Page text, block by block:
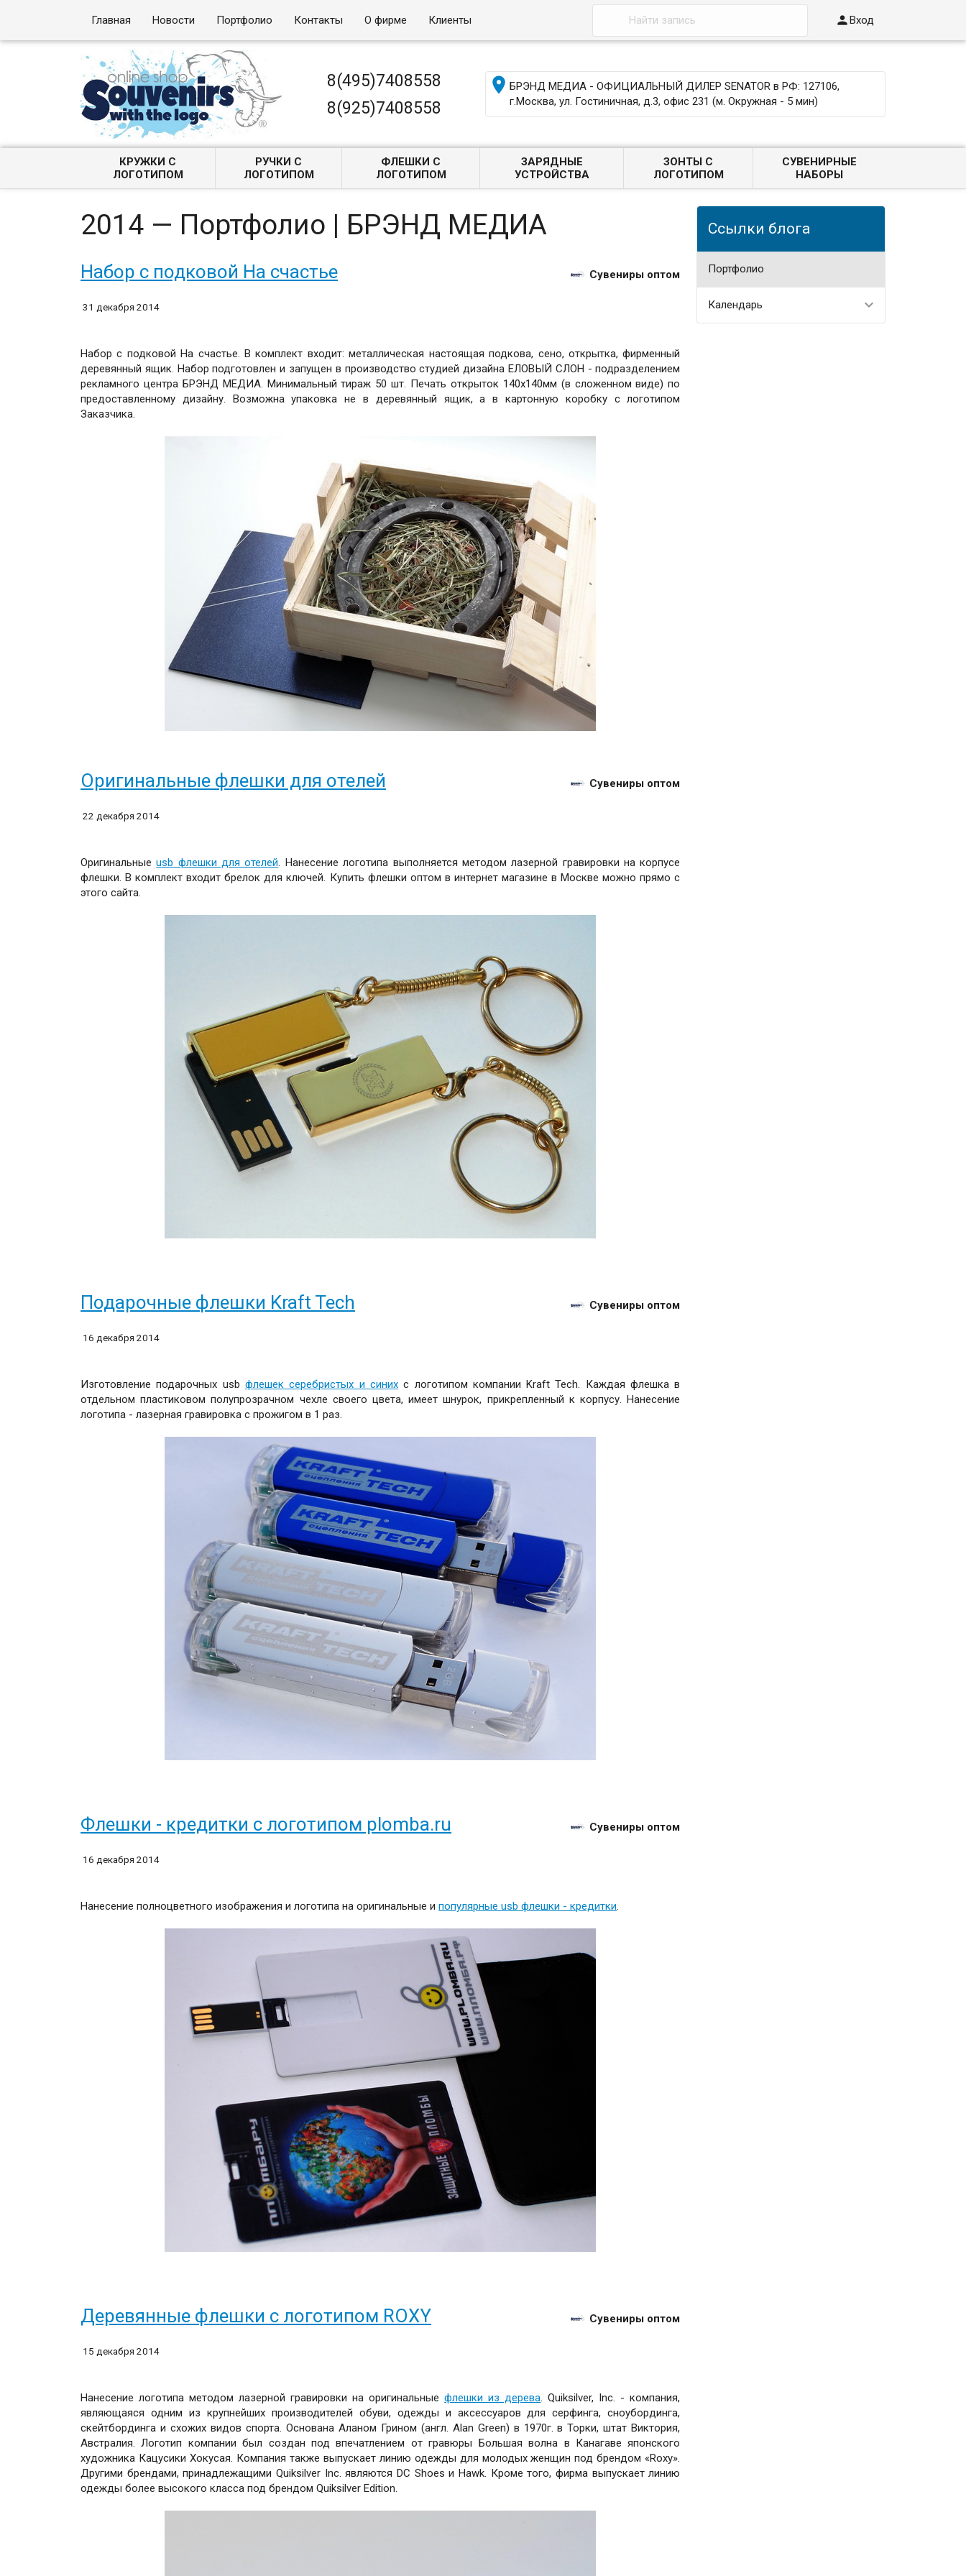
Главная Новости Портфолио Контакты О фирме Клиенты Вход
8(495)7408558
8(925)7408558
БРЭНД МЕДИА - ОФИЦИАЛЬНЫЙ ДИЛЕР SENATOR в РФ: 127106,
г.Москва, ул. Гостиничная, д.3, офис 231 (м. Окружная - 5 мин)
КРУЖКИ С
ЛОГОТИПОМ
РУЧКИ С
ЛОГОТИПОМ
ФЛЕШКИ С
ЛОГОТИПОМ
ЗАРЯДНЫЕ
УСТРОЙСТВА
ЗОНТЫ С
ЛОГОТИПОМ
СУВЕНИРНЫЕ
НАБОРЫ
Ссылки блога
Портфолио
Календарь
2014 — Портфолио | БРЭНД МЕДИА
Набор с подковой На счастье Сувениры оптом
31 декабря 2014
Набор с подковой На счастье. В комплект входит: металлическая настоящая подкова, сено, открытка, фирменный
деревянный ящик. Набор подготовлен и запущен в производство студией дизайна ЕЛОВЫЙ СЛОН - подразделением
рекламного центра БРЭНД МЕДИА. Минимальный тираж 50 шт. Печать открыток 140х140мм (в сложенном виде) по
предоставленному дизайну. Возможна упаковка не в деревянный ящик, а в картонную коробку с логотипом
Заказчика.
Оригинальные флешки для отелей Сувениры оптом
22 декабря 2014
Оригинальныеusb флешки для отелей . Нанесение логотипа выполняется методом лазерной гравировки на корпусе
флешки. В комплект входит брелок для ключей. Купить флешки оптом в интернет магазине в Москве можно прямо с
этого сайта.
Подарочные флешки Kraft Tech Сувениры оптом
16 декабря 2014
Изготовление подарочных usb флешек серебристых и синихс логотипом компании Kraft Tech. Каждая флешка в
отдельном пластиковом полупрозрачном чехле своего цвета, имеет шнурок, прикрепленный к корпусу. Нанесение
логотипа - лазерная гравировка с прожигом в 1 раз.
Флешки - кредитки с логотипом plomba.ru Сувениры оптом
16 декабря 2014
Нанесение полноцветного изображения и логотипа на оригинальные ипопулярные usb флешки - кредитки
Деревянные флешки с логотипом ROXY Сувениры оптом
15 декабря 2014
Нанесение логотипа методом лазерной гравировки на оригинальныефлешки из дерева . Quiksilver, Inc. - компания,
являющаяся одним из крупнейших производителей обуви, одежды и аксессуаров для серфинга, сноубординга,
скейтбординга и схожих видов спорта. Основана Аланом Грином (англ. Alan Green) в 1970г. в Торки, штат Виктория,
Австралия. Логотип компании был создан под впечатлением от гравюры Большая волна в Канагаве японского
художника Кацусики Хокусая. Компания также выпускает линию одежды для молодых женщин под брендом «Roxy».
Другими брендами, принадлежащими Quiksilver Inc. являются DC Shoes и Hawk. Кроме того, фирма выпускает линию
одежды более высокого класса под брендом Quiksilver Edition.